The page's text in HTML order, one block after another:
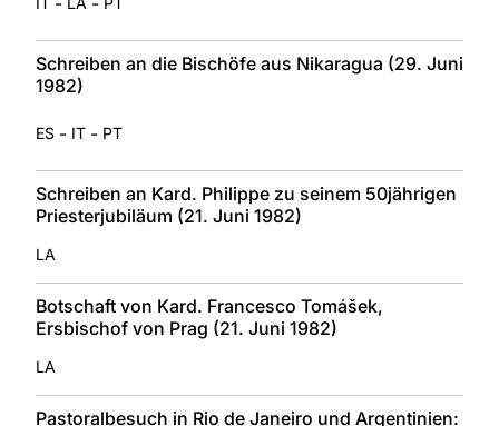
Schreiben an die Bischöfe aus Nikaragua (29. Juni
1982)
ES - IT - PT
Schreiben an Kard. Philippe zu seinem 50jährigen
Priesterjubiläum (21. Juni 1982)
LA
Botschaft von Kard. Francesco Tomášek,
Ersbischof von Prag (21. Juni 1982)
LA
Pastoralbesuch in Rio de Janeiro und Argentinien: